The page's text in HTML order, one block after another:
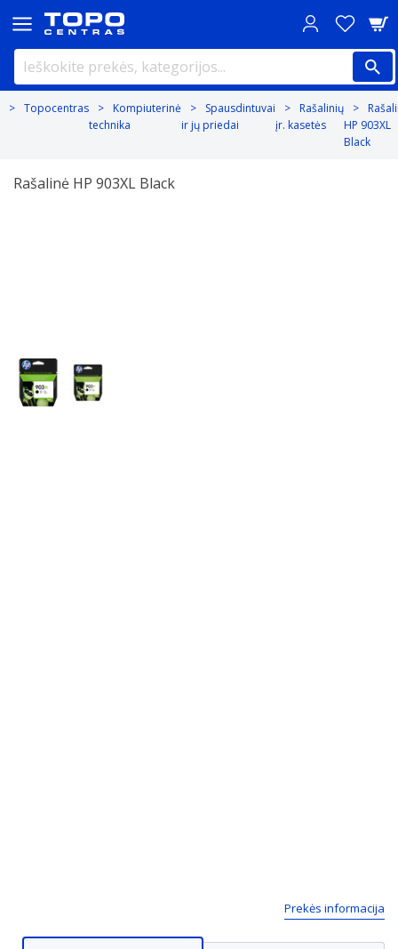
Topocentras
Kompiuterinė
technika
Spausdintuvai
ir jų priedai
Rašalinių
įr. kasetės
HP 903XL
Black
Rašalinė HP 903XL Black
Prekės informacija